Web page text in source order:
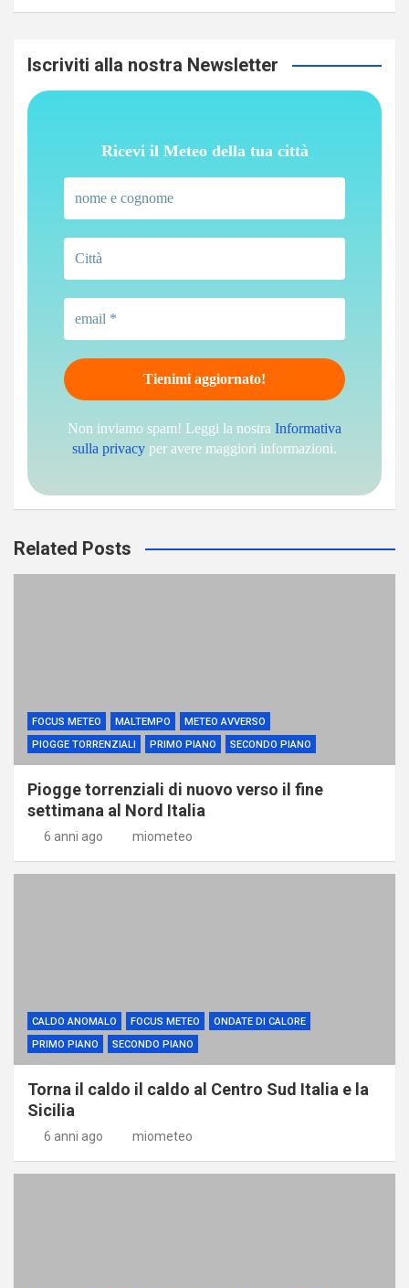
Iscriviti alla nostra Newsletter
Ricevi il Meteo della tua città
Non inviamo spam! Leggi la nostra Informativa
sulla privacy per avere maggiori informazioni.
Related Posts
FOCUS METEO MALTEMPO
METEO AVVERSO
PIOGGE TORRENZIALI
PRIMO PIANO SECONDO PIANO
Piogge torrenziali di nuovo verso il fine
settimana al Nord Italia
6 anni ago miometeo
CALDO ANOMALO FOCUS METEO
ONDATE DI CALORE
PRIMO PIANO
SECONDO PIANO
Torna il caldo il caldo al Centro Sud Italia e la
Sicilia
6 anni ago miometeo